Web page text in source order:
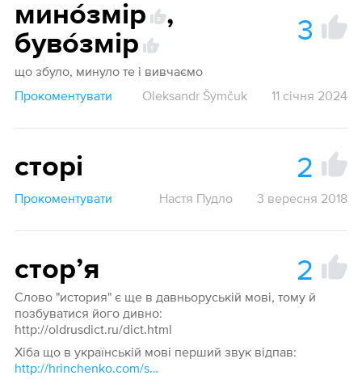
мино́змір 2
,
буво́змір
3
що збуло, минуло те і вивчаємо
Прокоментувати
Oleksandr Šymčuk 11 січня 2024
сторі 2
Прокоментувати Настя Пудло 3 вересня 2018
сторʼя 2
Слово "история" є ще в давньоруській мові, тому й
позбуватися його дивно:
http://oldrusdict.ru/dict.html
Хіба що в українській мові перший звук відпав:
http://hrinchenko.com/slovar/znachenie-slova/56822-storija.html#show_point